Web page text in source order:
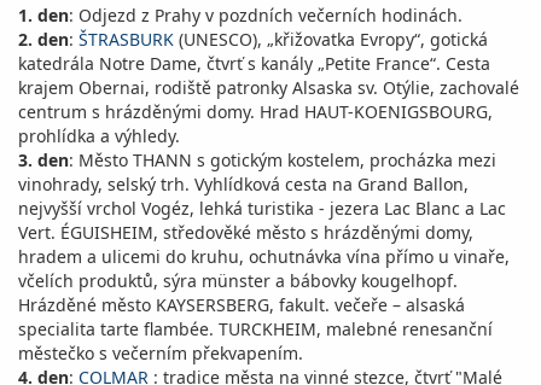
1. den: Odjezd z Prahy v pozdních večerních hodinách.
2. den: ŠTRASBURK (UNESCO), „křižovatka Evropy“, gotická
katedrála Notre Dame, čtvrť s kanály „Petite France“. Cesta
krajem Obernai, rodiště patronky Alsaska sv. Otýlie, zachovalé
centrum s hrázděnými domy. Hrad HAUT-KOENIGSBOURG,
prohlídka a výhledy.
3. den: Město THANN s gotickým kostelem, procházka mezi
vinohrady, selský trh. Vyhlídková cesta na Grand Ballon,
nejvyšší vrchol Vogéz, lehká turistika - jezera Lac Blanc a Lac
Vert. ÉGUISHEIM, středověké město s hrázděnými domy,
hradem a ulicemi do kruhu, ochutnávka vína přímo u vinaře,
včelích produktů, sýra münster a bábovky kougelhopf.
Hrázděné město KAYSERSBERG, fakult. večeře – alsaská
specialita tarte flambée. TURCKHEIM, malebné renesanční
městečko s večerním překvapením.
4. den: COLMAR : tradice města na vinné stezce, čtvrť "Malé